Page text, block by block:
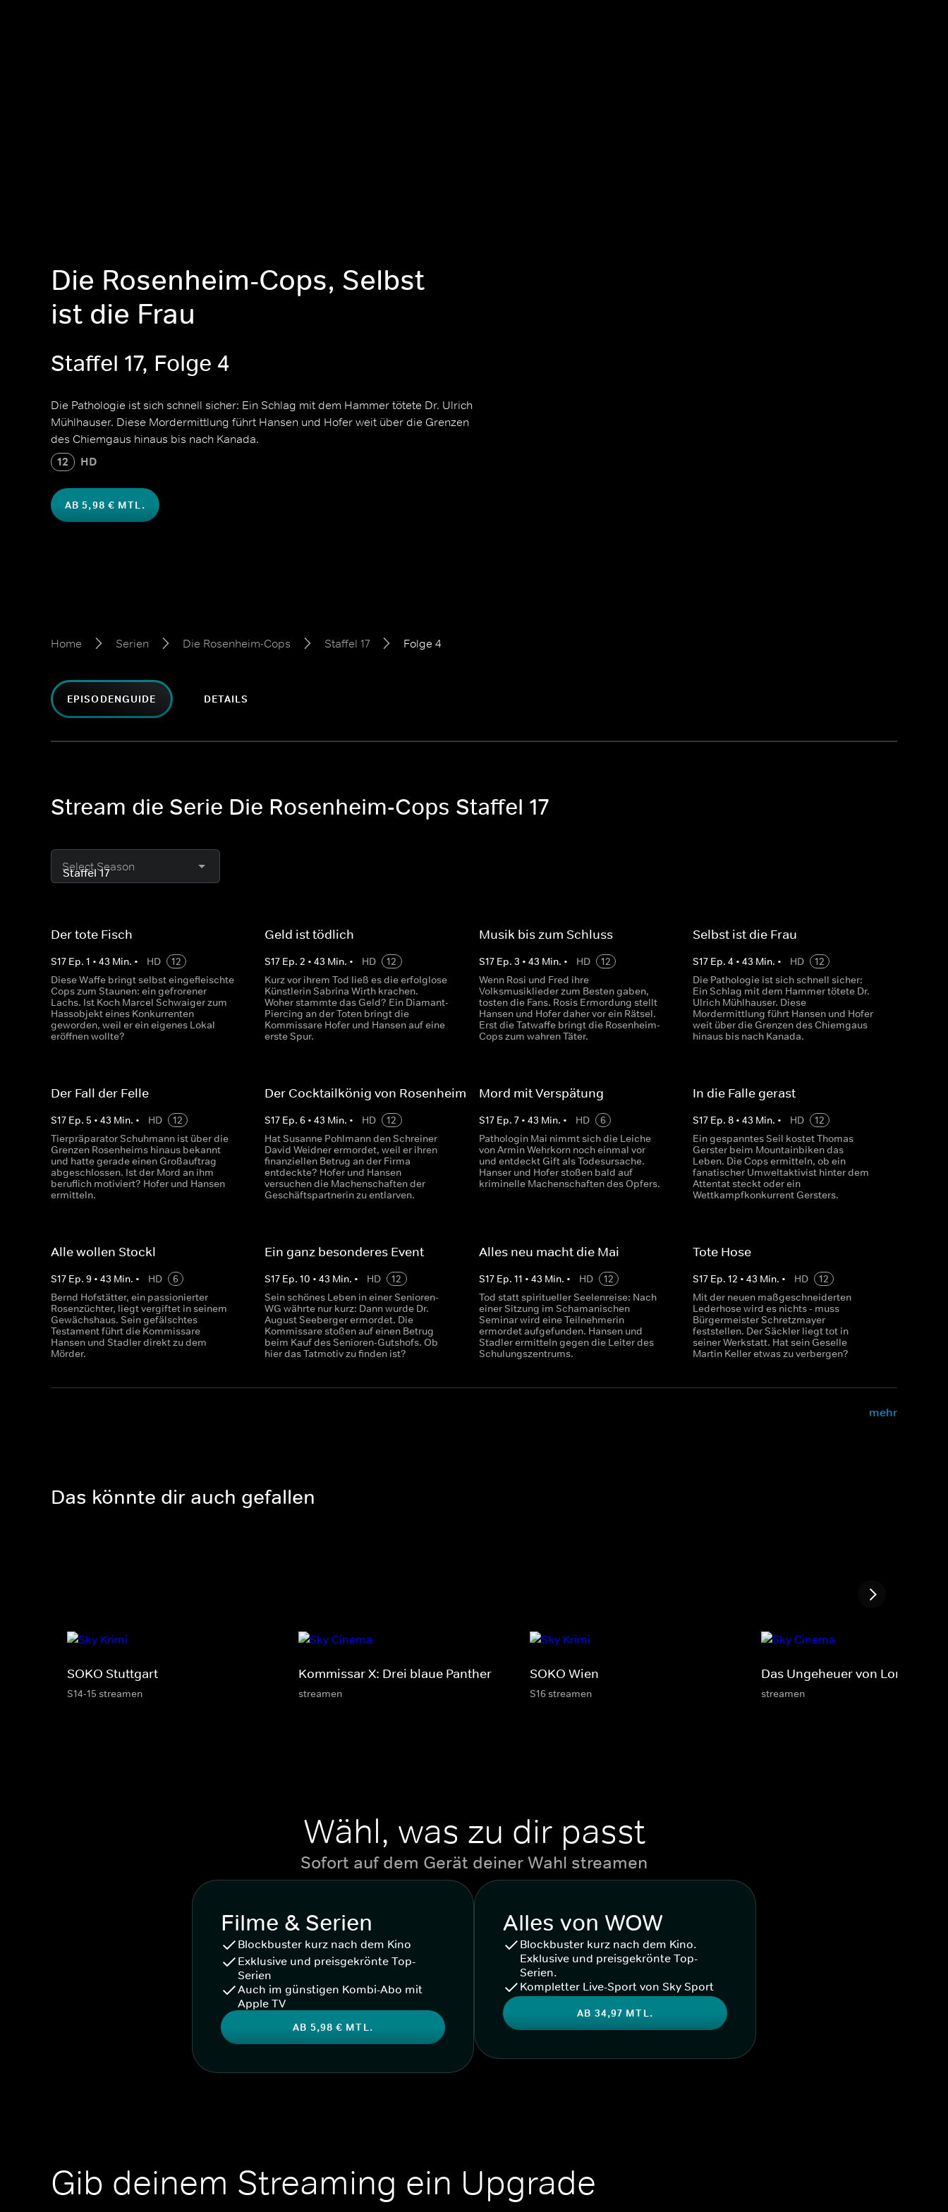
Die Rosenheim-Cops, Selbst
ist die Frau
Staffel 17, Folge 4
Die Pathologie ist sich schnell sicher: Ein Schlag mit dem Hammer tötete Dr. Ulrich
Mühlhauser. Diese Mordermittlung führt Hansen und Hofer weit über die Grenzen
des Chiemgaus hinaus bis nach Kanada.
12 HD
AB 5,98 € MTL.
Home Serien Die Rosenheim-Cops Staffel 17 Folge 4
EPISODENGUIDE DETAILS
Stream die Serie Die Rosenheim-Cops Staffel 17
Select Season
Der tote Fisch
S17 Ep. 1 • 43 Min. • HD
12
Diese Waffe bringt selbst eingefleischte
Cops zum Staunen: ein gefrorener
Lachs. Ist Koch Marcel Schwaiger zum
Hassobjekt eines Konkurrenten
geworden, weil er ein eigenes Lokal
eröffnen wollte?
Geld ist tödlich
S17 Ep.2 •43 Min. • HD
12
Kurz vor ihrem Tod ließ es die erfolglose
Künstlerin Sabrina Wirth krachen.
Woher stammte das Geld? Ein Diamant-
Piercing an der Toten bringt die
Kommissare Hofer und Hansen auf eine
erste Spur.
Musik bis zum Schluss
S17 Ep. 3 • 43 Min. • HD
12
Wenn Rosi und Fred ihre
Volksmusiklieder zum Besten gaben,
tosten die Fans. Rosis Ermordung stellt
Hansen und Hofer daher vor ein Rätsel.
Erst die Tatwaffe bringt die Rosenheim-
Cops zum wahren Täter.
Selbst ist die Frau
S17 Ep. 4 • 43 Min. • HD
12
Die Pathologie ist sich schnell sicher:
Ein Schlag mit dem Hammer tötete Dr.
Ulrich Mühlhauser. Diese
Mordermittlung führt Hansen und Hofer
weit über die Grenzen des Chiemgaus
hinaus bis nach Kanada.
Der Fall der Felle
S17 Ep. 5 • 43 Min. • HD
12
Tierpräparator Schuhmann ist über die
Grenzen Rosenheims hinaus bekannt
und hatte gerade einen Großauftrag
abgeschlossen. Ist der Mord an ihm
beruflich motiviert? Hofer und Hansen
ermitteln.
Der Cocktailkönig von Rosenheim
S17 Ep.6 •43 Min. • HD
12
Hat Susanne Pohlmann den Schreiner
David Weidner ermordet, weil er ihren
finanziellen Betrug an der Firma
entdeckte? Hofer und Hansen
versuchen die Machenschaften der
Geschäftspartnerin zu entlarven.
Mord mit Verspätung
S17 Ep. 7• 43 Min. • HD
6
Pathologin Mai nimmt sich die Leiche
von Armin Wehrkorn noch einmal vor
und entdeckt Gift als Todesursache.
Hanser und Hofer stoßen bald auf
kriminelle Machenschaften des Opfers.
In die Falle gerast
S17 Ep. 8• 43 Min. • HD
12
Ein gespanntes Seil kostet Thomas
Gerster beim Mountainbiken das
Leben. Die Cops ermitteln, ob ein
fanatischer Umweltaktivist hinter dem
Attentat steckt oder ein
Wettkampfkonkurrent Gersters.
Alle wollen Stockl
S17 Ep. 9 • 43 Min. • HD
6
Bernd Hofstätter, ein passionierter
Rosenzüchter, liegt vergiftet in seinem
Gewächshaus. Sein gefälschtes
Testament führt die Kommissare
Hansen und Stadler direkt zu dem
Mörder.
Ein ganz besonderes Event
S17 Ep.10 •43 Min. • HD
12
Sein schönes Leben in einer Senioren-
WG währte nur kurz: Dann wurde Dr.
August Seeberger ermordet. Die
Kommissare stoßen auf einen Betrug
beim Kauf des Senioren-Gutshofs. Ob
hier das Tatmotiv zu finden ist?
Alles neu macht die Mai
S17 Ep. 11 • 43 Min. • HD
12
Tod statt spiritueller Seelenreise: Nach
einer Sitzung im Schamanischen
Seminar wird eine Teilnehmerin
ermordet aufgefunden. Hansen und
Stadler ermitteln gegen die Leiter des
Schulungszentrums.
Tote Hose
S17 Ep. 12 • 43 Min. • HD
12
Mit der neuen maßgeschneiderten
Lederhose wird es nichts - muss
Bürgermeister Schretzmayer
feststellen. Der Säckler liegt tot in
seiner Werkstatt. Hat sein Geselle
Martin Keller etwas zu verbergen?
mehr
Das könnte dir auch gefallen
SOKO Stuttgart
S14-15 streamen
Kommissar X: Drei blaue Panther
streamen
SOKO Wien
S16 streamen
Das Ungeheuer von London
streamen
Wähl, was zu dir passt
Sofort auf dem Gerät deiner Wahl streamen
Filme & Serien
Blockbuster kurz nach dem Kino
Exklusive und preisgekrönte Top-
Serien
Auch im günstigen Kombi-Abo mit
Apple TV
AB 5,98 € MTL.
Alles von WOW
Blockbuster kurz nach dem Kino.
Exklusive und preisgekrönte Top-
Serien.
Kompletter Live-Sport von Sky Sport
AB 34,97 MTL.
Gib deinem Streaming ein Upgrade